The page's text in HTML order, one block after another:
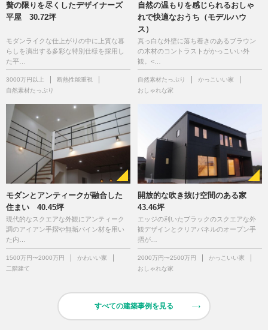
贅の限りを尽くしたデザイナーズ
平屋 30.72坪
モダンライクな仕上がりの中に上質な暮
らしを演出する多彩な特別仕様を採用し
た平…
3000万円以上
断熱性能重視
自然素材たっぷり
自然の温もりを感じられるおしゃ
れで快適なおうち（モデルハウ
ス）
真っ白な外壁に落ち着きのあるブラウン
の木材のコントラストがかっこいい外
観。<…
自然素材たっぷり
かっこいい家
おしゃれな家
モダンとアンティークが融合した
住まい 40.45坪
現代的なスクエアな外観にアンティーク
調のアイアン手摺や無垢パイン材を用い
た内…
1500万円〜2000万円
かわいい家
二階建て
開放的な吹き抜け空間のある家
43.46坪
エッジの利いたブラックのスクエアな外
観デザインとクリアパネルのオープン手
摺が…
2000万円〜2500万円
かっこいい家
おしゃれな家
すべての建築事例を見る